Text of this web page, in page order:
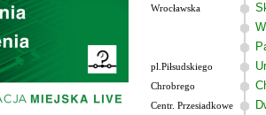
Wrocławska
pl.Piłsudskiego
Chrobrego
Centr. Przesiadkowe